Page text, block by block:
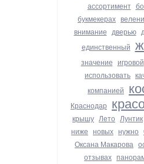
ассортимент
букмекерах
внимание дверью
единственный
значение игровой
использовать
компанией
Краснодар
крышу Лето Лунтик
ниже новых нужно
Оксана Макарова
отзывах